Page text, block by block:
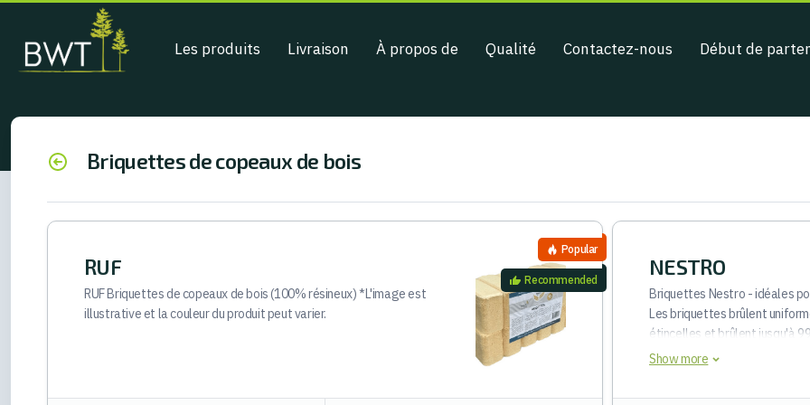
Les produits Livraison À propos de Qualité Contactez-nous Début de
Briquettes de copeaux de bois
RUF
RUF Briquettes de copeaux de bois (100% résineux) *L'image est
illustrative et la couleur du produit peut varier.
Popular
Recommended
NESTRO
Briquettes Nestro - idéales
Les briquettes brûlent
étincelles et brûlent jusqu'à
spéciale avec un trou au
Show more